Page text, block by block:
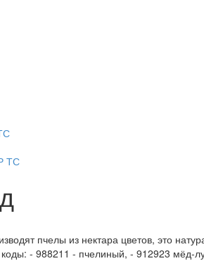
ТС
пчелы из нектара цветов, это
- 988211 - пчелиный, - 912923 мёд-